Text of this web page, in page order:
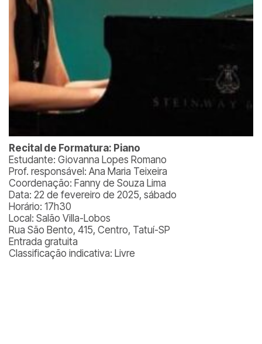
Recital de Formatura: Piano
Estudante: Giovanna Lopes Romano
Prof. responsável: Ana Maria Teixeira
Coordenação: Fanny de Souza Lima
Data: 22 de fevereiro de 2025, sábado
Horário: 17h30
Local: Salão Villa-Lobos
Rua São Bento, 415, Centro, Tatuí-SP
Entrada gratuita
Classificação indicativa: Livre